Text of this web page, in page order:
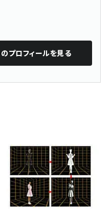
のプロフィールを見る